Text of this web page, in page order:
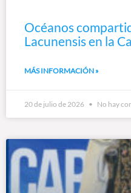
Océanos
Lacunensis en la
MÁS INFORMACIÓN »
20 de julio de 2026 No hay